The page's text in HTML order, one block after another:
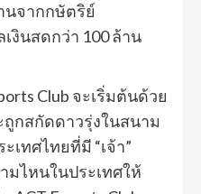
นจากกษัตริย์
งินสดกว่า 100 ล้าน
Club จะเริ่มต้นด้วย
กสกัดดาวรุ่งในสนาม
เทศไทยที่มี “เจ้า”
มไหนในประเทศให้